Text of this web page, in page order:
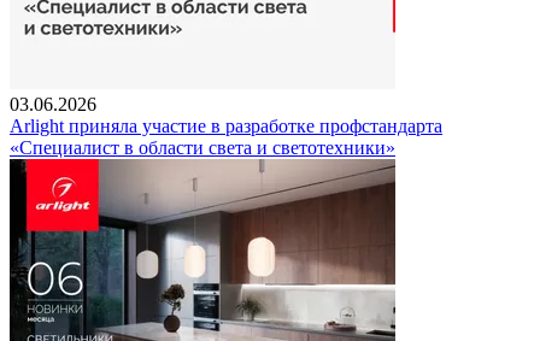
03.06.2026
Arlight приняла участие в разработке профстандарта
«Специалист в области света и светотехники»